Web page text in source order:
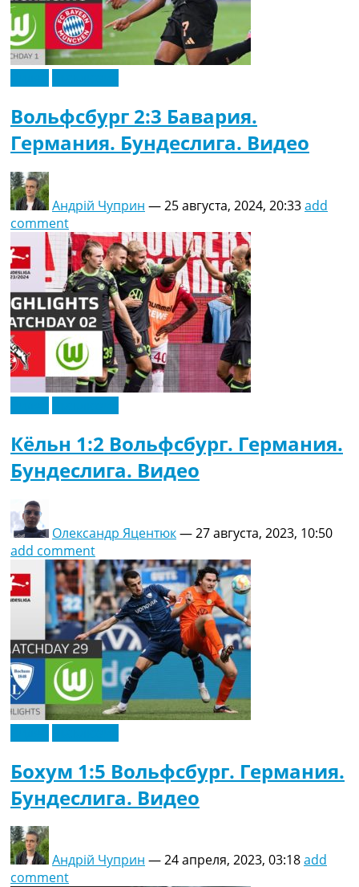
Вольфсбург 2:3 Бавария.
Германия. Бундеслига. Видео
Андрій Чуприн —25 августа, 2024, 20:33add
comment
Кёльн 1:2 Вольфсбург. Германия.
Бундеслига. Видео
Олександр Яцентюк—27 августа, 2023, 10:50
add comment
Бохум 1:5 Вольфсбург. Германия.
Бундеслига. Видео
Андрій Чуприн —24 апреля, 2023, 03:18add
comment